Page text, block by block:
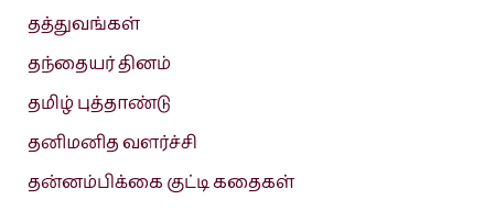
தத்துவங்கள்
தந்தையர் தினம்
தமிழ் புத்தாண்டு
தனிமனித வளர்ச்சி
தன்னம்பிக்கை குட்டி கதைகள்